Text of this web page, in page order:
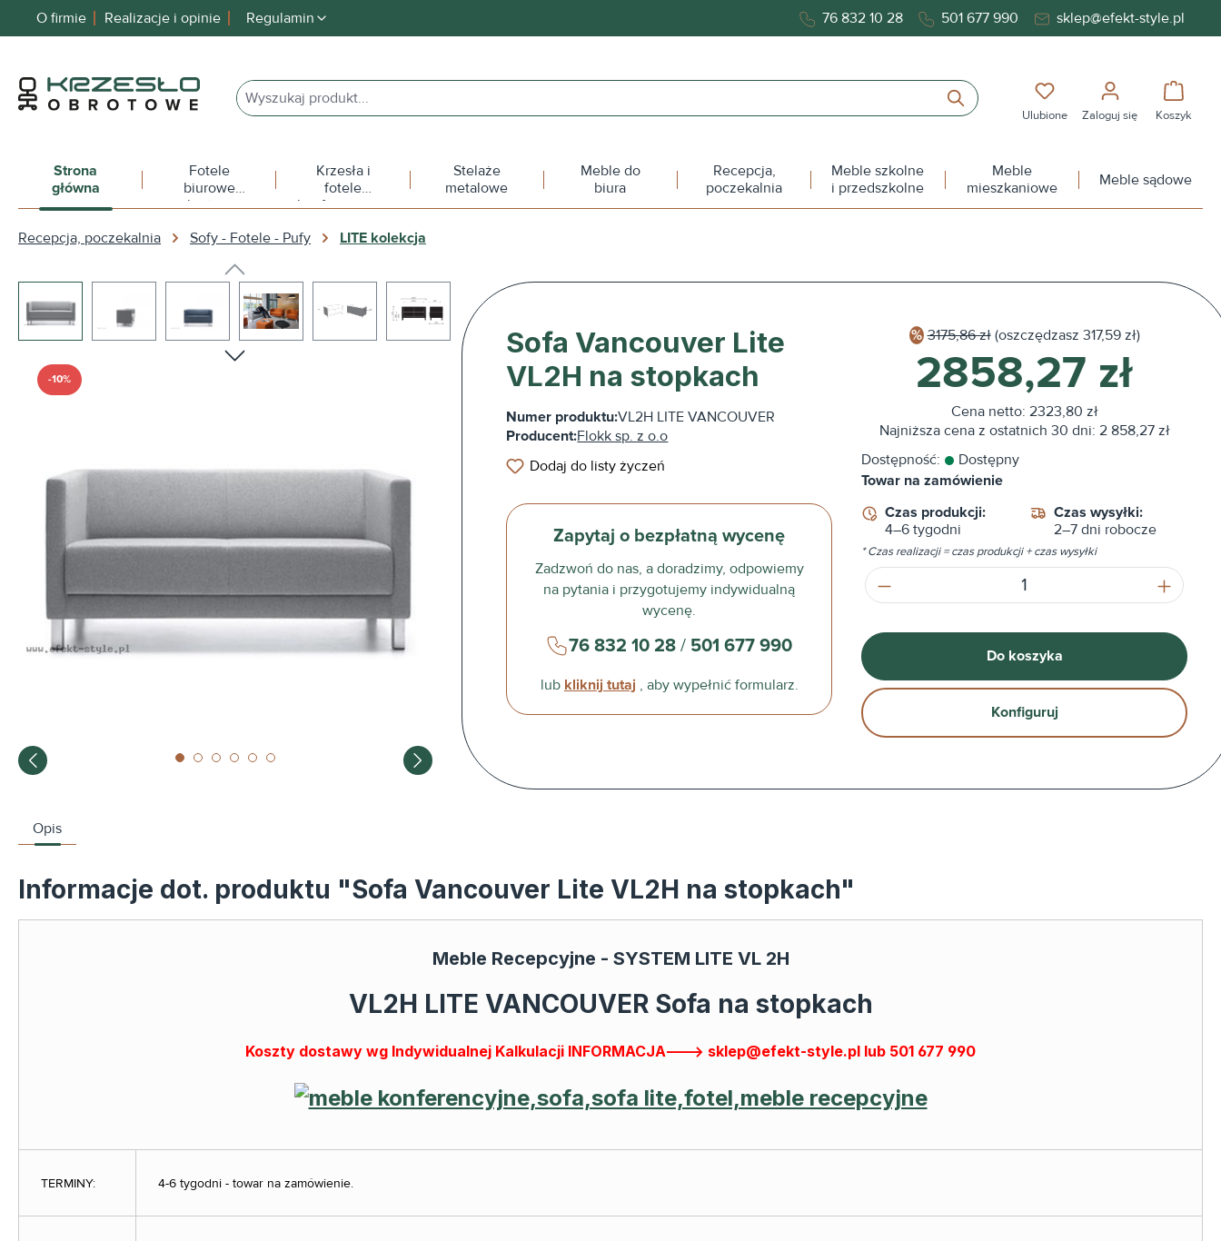
Przejdź do głównej nawigacji
O firmie Realizacje i opinie Regulamin 76 832 10 28 501 677 990 sklep@efekt-style.pl
Masz 0 przedmioty na
Ulubione Zaloguj się Koszyk
Strona
główna
Fotele
biurowe
obrotowe
Krzesła i
fotele
konferencyjne
Stelaże
metalowe
Meble do
biura
Recepcja,
poczekalnia
Meble szkolne
i przedszkolne
Meble
mieszkaniowe
Meble sądowe
Recepcja, poczekalnia Sofy - Fotele - Pufy LITE kolekcja
-10%
Sofa Vancouver Lite
VL2H na stopkach
Numer produktu:VL2H LITE VANCOUVER
Producent:Flokk sp. z o.o
Dodaj do listy życzeń
Zapytaj o bezpłatną wycenę
Zadzwoń do nas, a doradzimy, odpowiemy
na pytania i przygotujemy indywidualną
wycenę.
76 832 10 28 / 501 677 990
lub kliknij tutaj , aby wypełnić formularz.
3175,86 zł (oszczędzasz 317,59 zł)
2858,27 zł
Cena netto: 2323,80 zł
Najniższa cena z ostatnich 30 dni: 2 858,27 zł
Dostępność:
Dostępny
Towar na zamówienie
Czas produkcji:
4–6 tygodni
Czas wysyłki:
2–7 dni robocze
* Czas realizacji = czas produkcji + czas wysyłki
Ilość produktu: Wprowadź żądaną
Do koszyka
Konfiguruj
Opis
Informacje dot. produktu "Sofa Vancouver Lite VL2H na stopkach"
Meble Recepcyjne - SYSTEM LITE VL 2H
VL2H LITE VANCOUVER Sofa na stopkach
Koszty dostawy wg Indywidualnej Kalkulacji INFORMACJA---> sklep@efekt-style.pl lub 501 677 990
TERMINY: 4-6 tygodni - towar na zamówienie.